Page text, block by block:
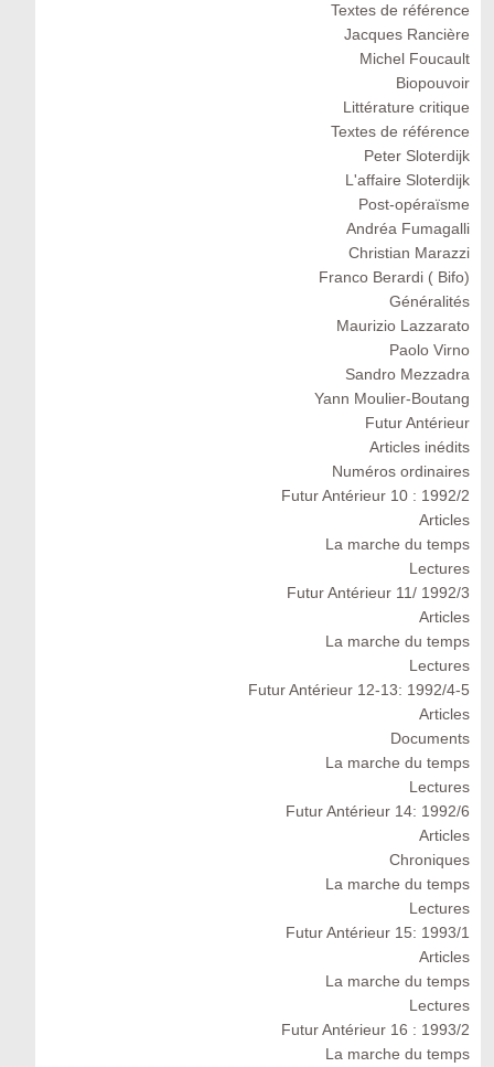
Textes de référence
Jacques Rancière
Michel Foucault
Biopouvoir
Littérature critique
Textes de référence
Peter Sloterdijk
L'affaire Sloterdijk
Post-opéraïsme
Andréa Fumagalli
Christian Marazzi
Franco Berardi ( Bifo)
Généralités
Maurizio Lazzarato
Paolo Virno
Sandro Mezzadra
Yann Moulier-Boutang
Futur Antérieur
Articles inédits
Numéros ordinaires
Futur Antérieur 10 : 1992/2
Articles
La marche du temps
Lectures
Futur Antérieur 11/ 1992/3
Articles
La marche du temps
Lectures
Futur Antérieur 12-13: 1992/4-5
Articles
Documents
La marche du temps
Lectures
Futur Antérieur 14: 1992/6
Articles
Chroniques
La marche du temps
Lectures
Futur Antérieur 15: 1993/1
Articles
La marche du temps
Lectures
Futur Antérieur 16 : 1993/2
La marche du temps